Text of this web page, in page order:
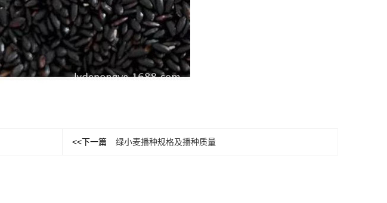
<<下一篇 绿小麦播种规格及播种质量